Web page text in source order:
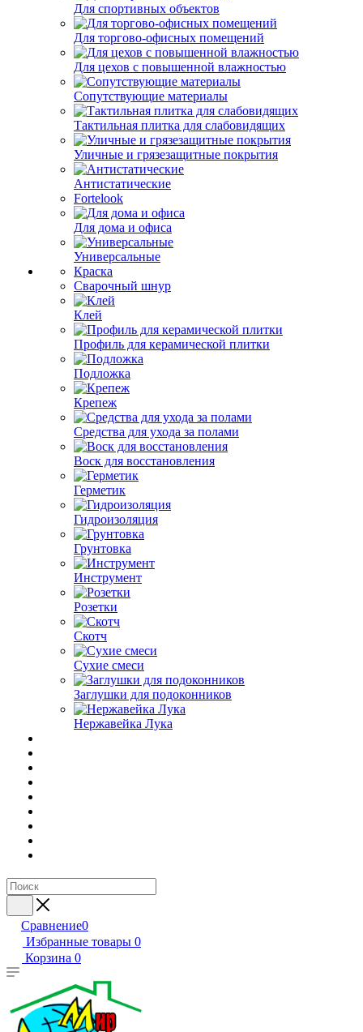
Для спортивных объектов
Для торгово-офисных помещений
Для цехов с повышенной влажностью
Сопутствующие материалы
Тактильная плитка для слабовидящих
Уличные и грязезащитные покрытия
Антистатические
Fortelook
Для дома и офиса
Универсальные
Краска
Сварочный шнур
Клей
Профиль для керамической плитки
Подложка
Крепеж
Средства для ухода за полами
Воск для восстановления
Герметик
Гидроизоляция
Грунтовка
Инструмент
Розетки
Скотч
Сухие смеси
Заглушки для подоконников
Нержавейка Лука
Сравнение0
Избранные товары 0
Корзина 0